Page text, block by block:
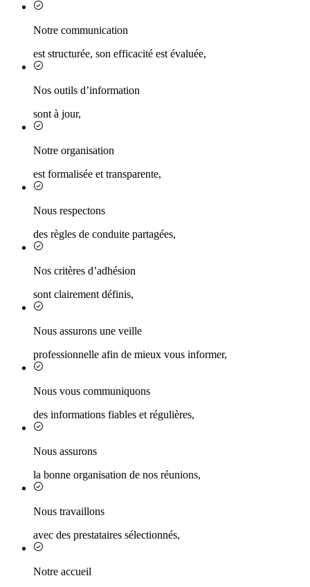
Notre communication
est structurée, son efficacité est évaluée,
Nos outils d’information
sont à jour,
Notre organisation
est formalisée et transparente,
Nous respectons
des règles de conduite partagées,
Nos critères d’adhésion
sont clairement définis,
Nous assurons une veille
professionnelle afin de mieux vous informer,
Nous vous communiquons
des informations fiables et régulières,
Nous assurons
la bonne organisation de nos réunions,
Nous travaillons
avec des prestataires sélectionnés,
Notre accueil